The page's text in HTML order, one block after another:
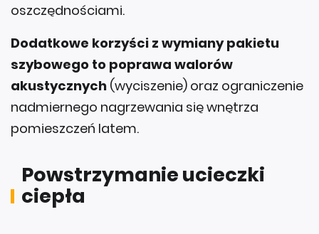
oszczędnościami.
Dodatkowe korzyści z wymiany pakietu
szybowego to poprawa walorów
akustycznych (wyciszenie) oraz ograniczenie
nadmiernego nagrzewania się wnętrza
pomieszczeń latem.
Powstrzymanie ucieczki
ciepła